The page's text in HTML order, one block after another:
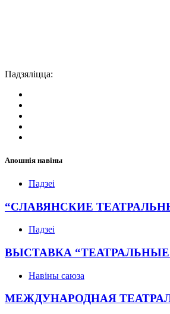
Падзяліцца:
Апошнія навіны
Падзеі
“СЛАВЯНСКИЕ
Падзеі
ВЫСТАВКА
Навіны саюза
МЕЖДУНАРОДНАЯ